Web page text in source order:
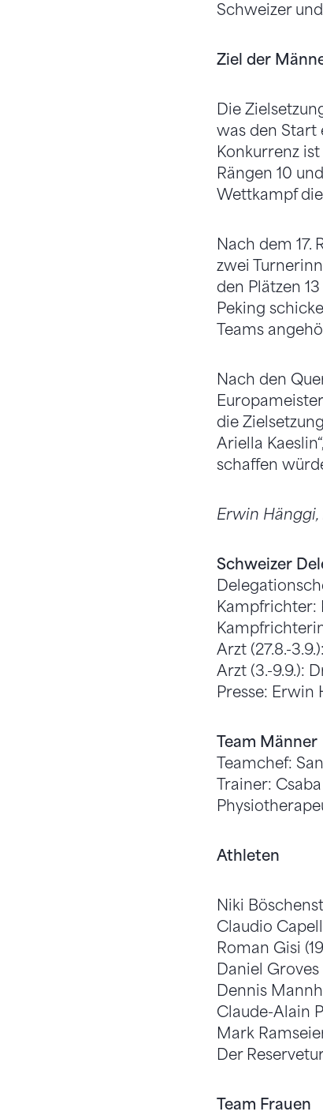
Schweizer
Ziel der
Die
was den Start
Konkurrenz
Rängen 10
Wettkampf
Nach dem 17.
zwei
den Plätzen
Peking
Teams
Nach den
die
Ariella
schaffen
Erwin
Schweizer
Kampfrichter:
Arzt (27.8.-
Arzt (3.-9.9.):
Presse: Erwin
Team Männer
Teamchef:
Trainer:
Athleten
Niki
Claudio
Roman Gisi
Daniel
Dennis
Claude-Alain
Mark
Der
Team Frauen